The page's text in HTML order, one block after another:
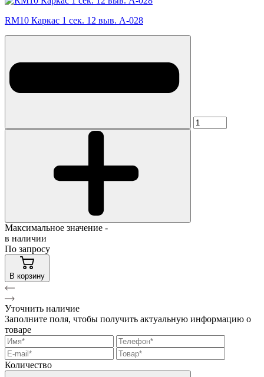
RM10 Каркас 1 сек. 12 выв. A-028
Максимальное значение -
в наличии
По запросу
В корзину
Уточнить наличие
Заполните поля, чтобы получить актуальную информацию о
товаре
Количество